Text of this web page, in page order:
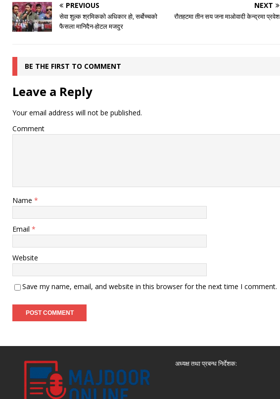
PREVIOUS
सेवा शुल्क श्रमिकको अधिकार हो, सर्बोच्चको
फैसला मानिदैन-होटल मजदुर
NEXT
रौतहटमा तीन सय जना माओवादी केन्द्रमा प्रवेश
BE THE FIRST TO COMMENT
Leave a Reply
Your email address will not be published.
Comment
Name *
Email *
Website
Save my name, email, and website in this browser for the next time I comment.
अध्यक्ष तथा प्रबन्ध निर्देशक: